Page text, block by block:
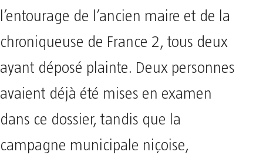
l’entourage de l’ancien maire et de la
chroniqueuse de France 2, tous deux
ayant déposé plainte. Deux personnes
avaient déjà été mises en examen
dans ce dossier, tandis que la
campagne municipale niçoise,